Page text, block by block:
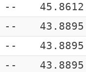
--
45.8612
--
43.8895
--
43.8895
--
43.8895